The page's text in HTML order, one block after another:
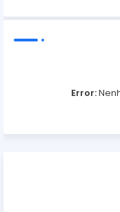
Error: